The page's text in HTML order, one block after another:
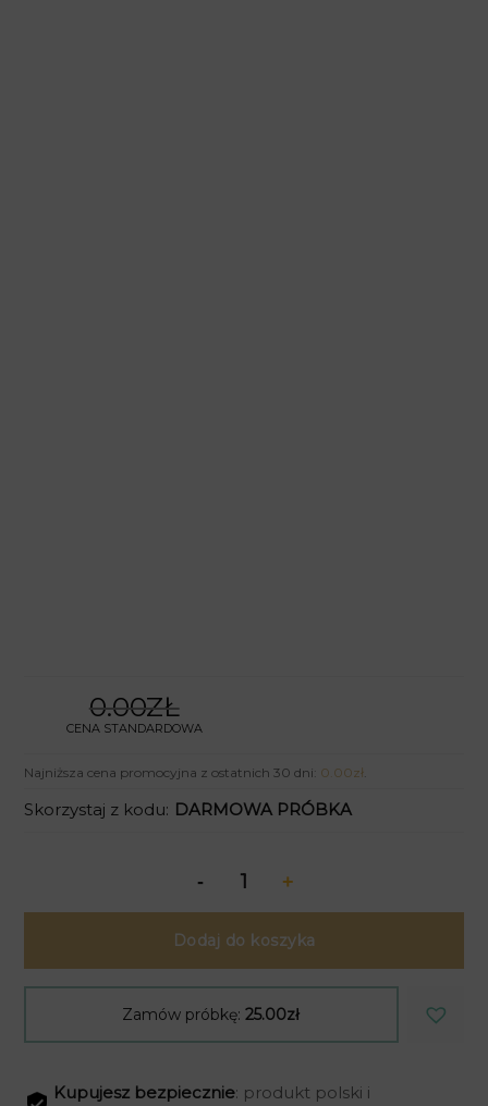
0.00ZŁ
CENA STANDARDOWA
Najniższa cena promocyjna z ostatnich 30 dni: 0.00zł
Skorzystaj z kodu: DARMOWA PRÓBKA
Dodaj do koszyka
Zamów próbkę:25.00zł
Kupujesz bezpiecznie: produkt polski i